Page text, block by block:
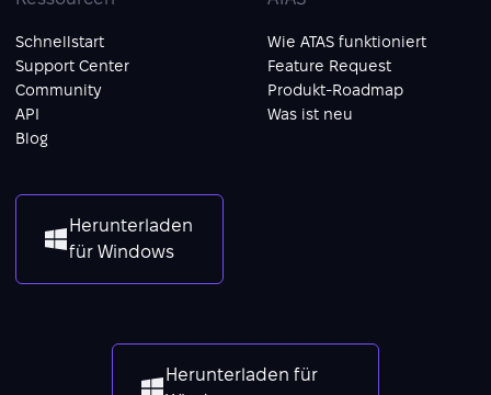
Schnellstart
Support Center
Community
API
Blog
Wie ATAS funktioniert
Feature Request
Produkt-Roadmap
Was ist neu
Herunterladen
für Windows
Herunterladen für